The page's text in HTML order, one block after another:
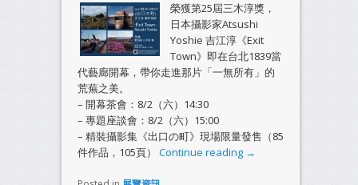
榮獲第25屆三木淳獎，
日本攝影家Atsushi
Yoshie 吉江淳《Exit
Town》即在台北1839當
代藝廊開幕，帶你走進那片「一無所有」的
荒蕪之美。
– 開幕茶會：8/2（六）14:30
– 專題座談會：8/2（六）15:00
– 精裝攝影集《出口の町》現場限量發售（85
件作品，105頁） Continue reading →